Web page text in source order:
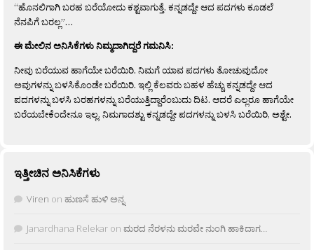
“ಹೊನಲಿಗಾಗಿ ಬರಹ ಬರೆಯೋದು ಕಶ್ಟವಾಗುತ್ತೆ. ಕನ್ನಡದ್ದೇ ಆದ ಪದಗಳು ಕೂಡಲೆ
ನೆನಪಿಗೆ ಬರಲ್ಲ”…
ಈ ಮೇಲಿನ ಅನಿಸಿಕೆಗಳು ನಿಮ್ಮದಾಗಿದ್ದರೆ ಗಮನಿಸಿ:
ನೀವು ಬರೆಯುವ ಹಾಗೆಯೇ ಬರೆಯಿರಿ. ನಿಮಗೆ ಯಾವ ಪದಗಳು ತೋಚುವುದೋ
ಅವುಗಳನ್ನು ಬಳಸಿಕೊಂಡೇ ಬರೆಯಿರಿ. ಇಲ್ಲಿ ಕೆಲವರು ಬಹಳ ಹೆಚ್ಚು ಕನ್ನಡದ್ದೇ ಆದ
ಪದಗಳನ್ನು ಬಳಸಿ ಬರಹಗಳನ್ನು ಬರೆಯುತ್ತಿದ್ದಾರೆಂಬುದು ದಿಟ. ಆದರೆ ಎಲ್ಲರೂ ಹಾಗೆಯೇ
ಬರೆಯಬೇಕೆಂದೇನೂ ಇಲ್ಲ. ನಿಮಗಾದಶ್ಟು ಕನ್ನಡದ್ದೇ ಪದಗಳನ್ನು ಬಳಸಿ ಬರೆಯಿರಿ, ಅಶ್ಟೇ.
ಇತ್ತೀಚಿನ ಅನಿಸಿಕೆಗಳು
Viren on ಹುಣಸೆ ಹುಳಿ ಅನ್ನ
Janardhana Relekar on ಮರದ ನೆರಳನು ಮರವೇ ನುಂಗಿ ಹಾಕಿದಾಗ…